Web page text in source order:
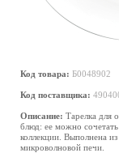
Код товара: Б0048902
Код поставщика:
Описание: Тарелка для
блюд: ее можно сочетать
коллекции. Выполнена
микроволновой печи.